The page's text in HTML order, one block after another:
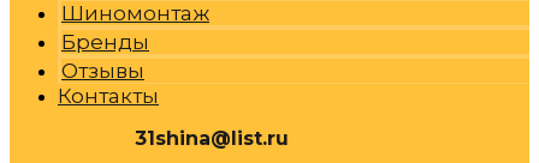
Шиномонтаж
Бренды
Отзывы
Контакты
31shina@list.ru